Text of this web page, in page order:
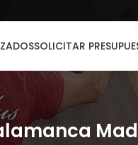
SOLICITAR